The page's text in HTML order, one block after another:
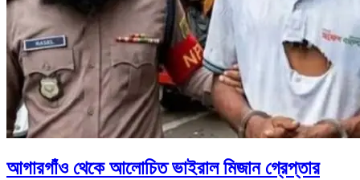
আগারগাঁও থেকে আলোচিত ভাইরাল মিজান গ্রেপ্তার